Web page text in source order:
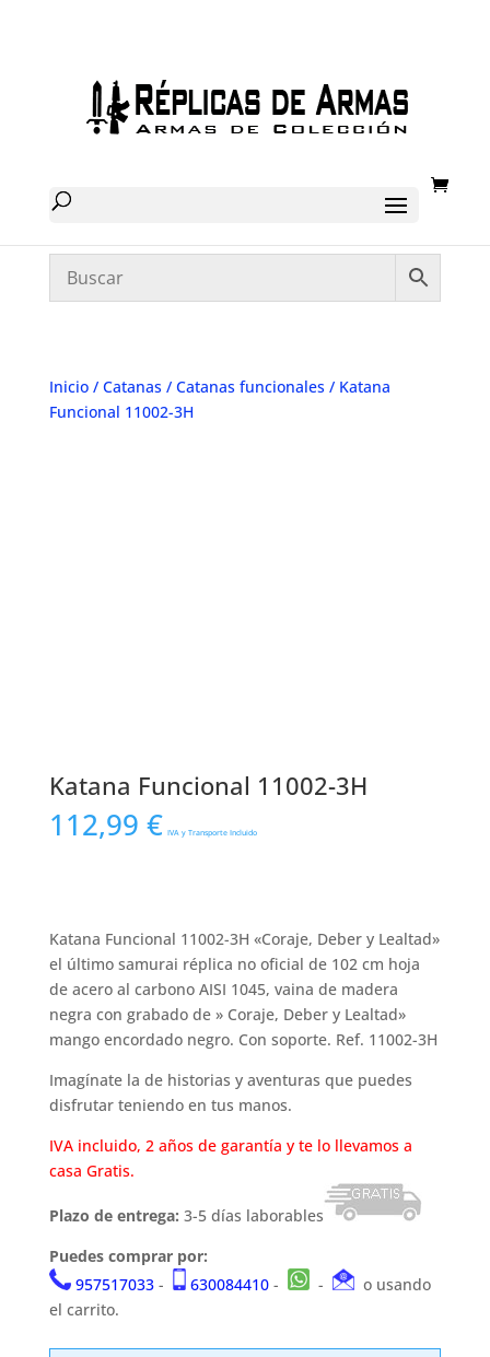
Inicio/ Catanas/ Catanas funcionales/ Katana
Funcional 11002-3H
Katana Funcional 11002-3H
112,99 € IVA y Transporte Incluido
Katana Funcional 11002-3H «Coraje, Deber y Lealtad»
el último samurai réplica no oficial de 102 cm hoja
de acero al carbono AISI 1045, vaina de madera
negra con grabado de » Coraje, Deber y Lealtad»
mango encordado negro. Con soporte. Ref. 11002-3H
Imagínate la de historias y aventuras que puedes
disfrutar teniendo en tus manos.
IVA incluido, 2 años de garantía y te lo llevamos a
casa Gratis.
Plazo de entrega: 3-5 días laborables
Puedes comprar por:
957517033- 630084410- -
o usando
el carrito.